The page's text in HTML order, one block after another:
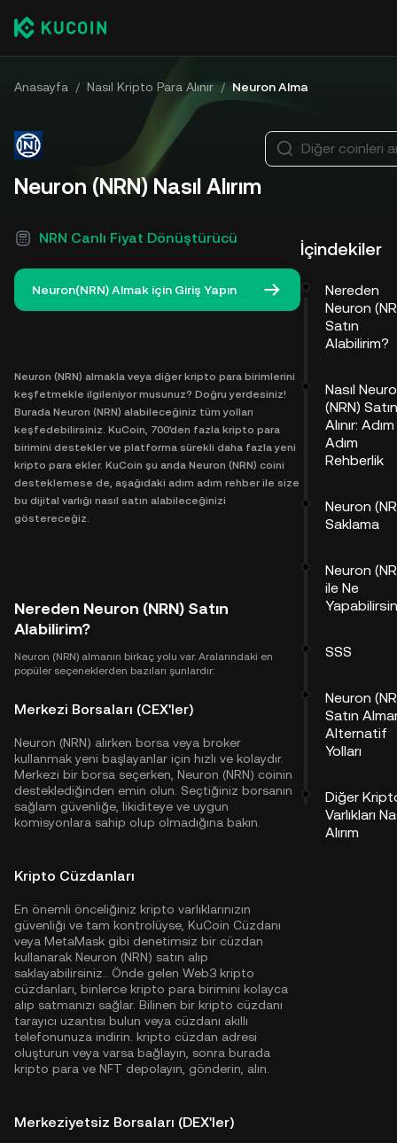
Anasayfa / Nasıl Kripto Para Alınır / Neuron Alma
Neuron (NRN) Nasıl Alırım
NRN Canlı Fiyat Dönüştürücü
Neuron(NRN) Almak için Giriş Yapın
Neuron (NRN) almakla veya diğer kripto para birimlerini
keşfetmekle ilgileniyor musunuz? Doğru yerdesiniz!
Burada Neuron (NRN) alabileceğiniz tüm yolları
keşfedebilirsiniz. KuCoin, 700'den fazla kripto para
birimini destekler ve platforma sürekli daha fazla yeni
kripto para ekler. KuCoin şu anda Neuron (NRN) coini
desteklemese de, aşağıdaki adım adım rehber ile size
bu dijital varlığı nasıl satın alabileceğinizi
göstereceğiz.
Nereden Neuron (NRN) Satın
Alabilirim?
Neuron (NRN) almanın birkaç yolu var. Aralarındaki en
popüler seçeneklerden bazıları şunlardır:
Merkezi Borsaları (CEX'ler)
Neuron (NRN) alırken borsa veya broker
kullanmak yeni başlayanlar için hızlı ve kolaydır.
Merkezi bir borsa seçerken, Neuron (NRN) coinin
desteklediğinden emin olun. Seçtiğiniz borsanın
sağlam güvenliğe, likiditeye ve uygun
komisyonlara sahip olup olmadığına bakın.
Kripto Cüzdanları
En önemli önceliğiniz kripto varlıklarınızın
güvenliği ve tam kontrolüyse, KuCoin Cüzdanı
veya MetaMask gibi denetimsiz bir cüzdan
kullanarak Neuron (NRN) satın alıp
saklayabilirsiniz.. Önde gelen Web3 kripto
cüzdanları, binlerce kripto para birimini kolayca
alıp satmanızı sağlar. Bilinen bir kripto cüzdanı
tarayıcı uzantısı bulun veya cüzdanı akıllı
telefonunuza indirin. kripto cüzdan adresi
oluşturun veya varsa bağlayın, sonra burada
kripto para ve NFT depolayın, gönderin, alın.
Merkeziyetsiz Borsaları (DEX'ler)
Diğer coinleri
İçindekiler
Nereden
Neuron
Satın
Alabilirim?
Nasıl
(NRN) Satın
Alınır: Adım
Adım
Rehberlik
Neuron
Saklama
Neuron
ile Ne
SSS
Neuron
Satın
Alternatif
Yolları
Diğer
Varlıkları
Alırım